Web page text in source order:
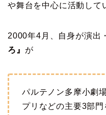
や舞台を中心に活動して
2000年4月、自身が演出
ろ』 が
パルテノン多摩小劇
プリなどの主要3部門